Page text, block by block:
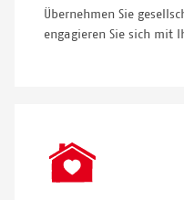
Übernehmen Sie
engagieren Sie sich mit
SVG
Icon